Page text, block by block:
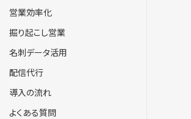
営業効率化
掘り起こし営業
名刺データ活用
配信代行
導入の流れ
よくある質問